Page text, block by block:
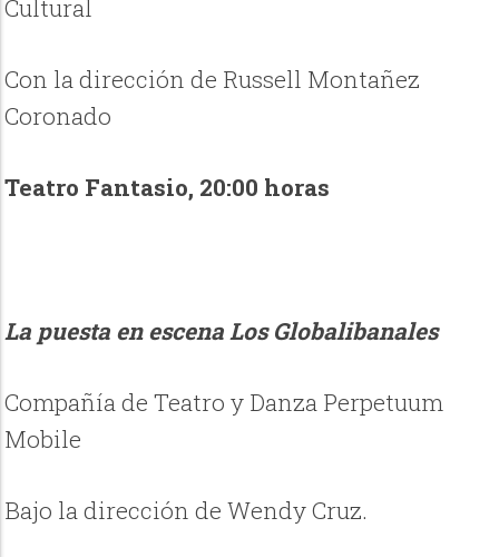
Cultural
Con la dirección de Russell Montañez
Coronado
Teatro Fantasio, 20:00 horas
La puesta en escena Los Globalibanales
Compañía de Teatro y Danza Perpetuum
Mobile
Bajo la dirección de Wendy Cruz.